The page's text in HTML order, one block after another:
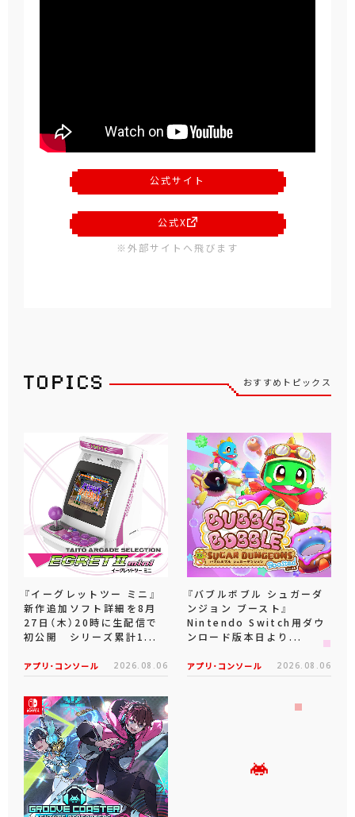
公式サイト
公式X
※外部サイトへ飛びます
おすすめトピックス
『イーグレットツー ミニ』
新作追加ソフト詳細を8月
27日（木）20時に生配信で
初公開 シリーズ累計1...
アプリ･コンソール 2026.08.06
『バブルボブル シュガーダ
ンジョン ブースト』
Nintendo Switch用ダウ
ンロード版本日より...
アプリ･コンソール 2026.08.06